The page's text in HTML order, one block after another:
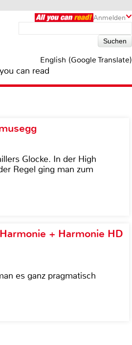
Anmelden
English (Google Translate)
can read
Glocke. In der High
Regel ging man zum
+ Harmonie HD
es ganz pragmatisch